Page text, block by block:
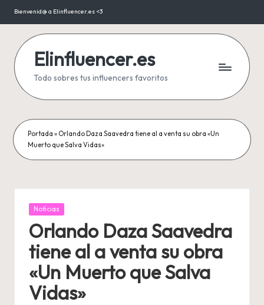
Saltar
contenido
Bienvenid@ a Elinfluencer.es <3
Elinfluencer.es
Todo sobres tus influencers favoritos
Portada » Orlando Daza Saavedra tiene al a venta su obra «Un
Muerto que Salva Vidas»
Publicada
Noticias
Orlando Daza Saavedra
tiene al a venta su obra
«Un Muerto que Salva
Vidas»